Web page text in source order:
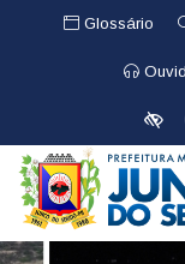
Glossário